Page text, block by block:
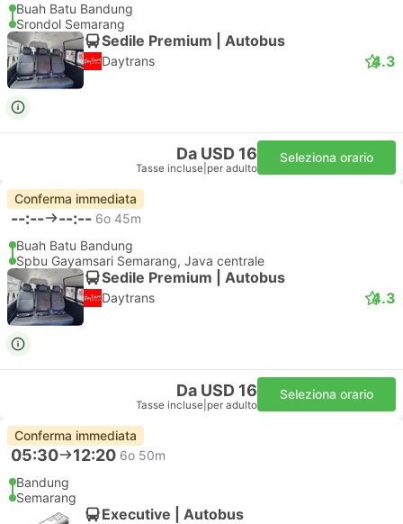
Buah Batu Bandung
Srondol Semarang
Sedile Premium | Autobus
Daytrans 4.3
Da USD 16
Tasse incluse per adulto
Seleziona orario
Conferma immediata
--:-- --:-- 6o 45m
Buah Batu Bandung
Spbu Gayamsari Semarang, Java centrale
Sedile Premium | Autobus
Daytrans 4.3
Da USD 16
Tasse incluse per adulto
Seleziona orario
Conferma immediata
05:30 12:20 6o 50m
Bandung
Semarang
Executive | Autobus